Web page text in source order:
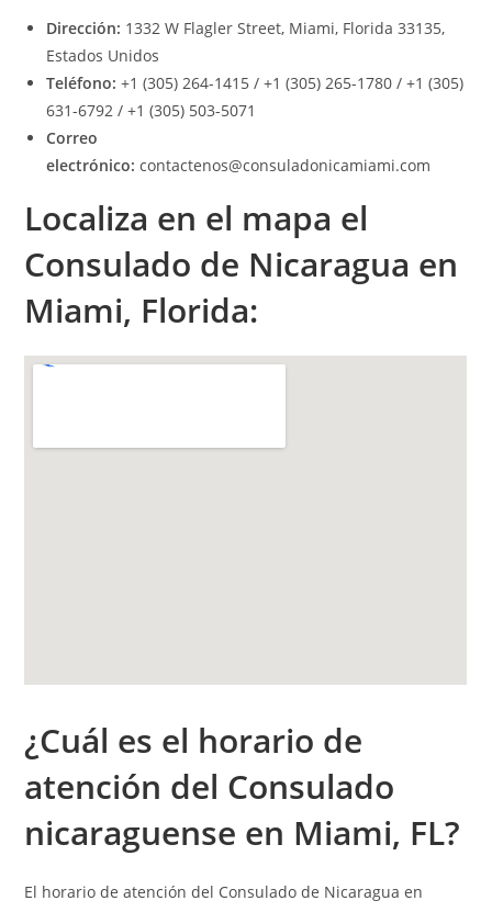
Dirección: 1332 W Flagler Street, Miami, Florida 33135,
Estados Unidos
Teléfono: +1 (305) 264-1415 / +1 (305) 265-1780 / +1 (305)
631-6792 / +1 (305) 503-5071
Correo
electrónico: contactenos@consuladonicamiami.com
Localiza en el mapa el
Consulado de Nicaragua en
Miami, Florida:
¿Cuál es el horario de
atención del Consulado
nicaraguense en Miami, FL?
El horario de atención del Consulado de Nicaragua en